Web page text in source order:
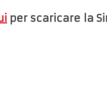
per scaricare la